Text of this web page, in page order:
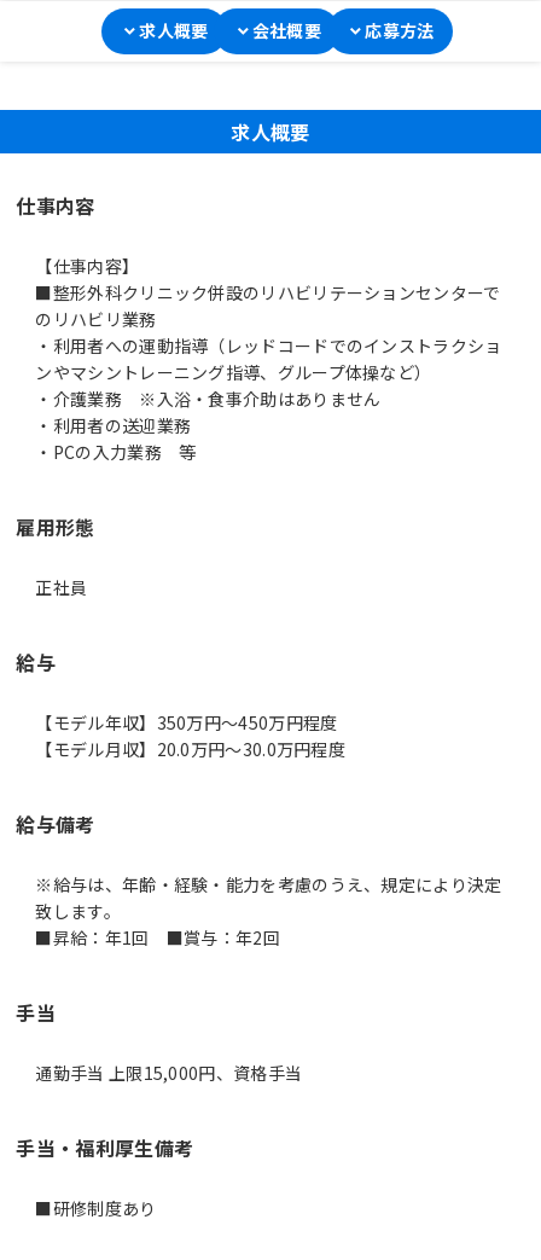
求人概要 会社概要 応募方法
求人概要
仕事内容
【仕事内容】
■整形外科クリニック併設のリハビリテーションセンターで
のリハビリ業務
・利用者への運動指導（レッドコードでのインストラクショ
ンやマシントレーニング指導、グループ体操など）
・介護業務 ※入浴・食事介助はありません
・利用者の送迎業務
・PCの入力業務 等
雇用形態
正社員
給与
【モデル年収】350万円〜450万円程度
【モデル月収】20.0万円〜30.0万円程度
給与備考
※給与は、年齢・経験・能力を考慮のうえ、規定により決定
致します。
■昇給：年1回 ■賞与：年2回
手当
通勤手当 上限15,000円、資格手当
手当・福利厚生備考
■研修制度あり